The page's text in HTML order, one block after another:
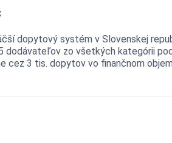
dopytový systém v Slovenskej
dodávateľov zo všetkých kategórii
cez 3 tis. dopytov vo finančnom